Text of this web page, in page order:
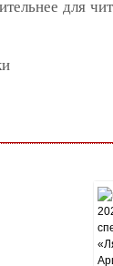
для